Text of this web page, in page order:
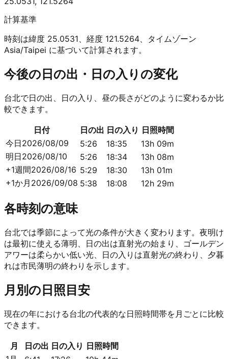
計算基準
時刻は緯度 25.0531、経度 121.5264、タイムゾーン
Asia/Taipei に基づいて計算されます。
今後の日の出・日の入りの変化
台北で日の出、日の入り、昼の長さがどのように変わるか比
較できます。
日付 日の出 日の入り 日照時間
今日2026/08/09 5:26 18:35
13h 09m
明日2026/08/10 5:26 18:34
13h 08m
+1週間2026/08/16 5:29 18:30
13h 01m
+1か月 2026/09/08 5:38 18:08 12h 29m
各時刻の意味
台北では季節によって光の条件が大きく変わります。夜明け
は最初に使える薄明、日の出は直射光の始まり、ゴールデン
アワーは柔らかい低い光、日の入りは直射光の終わり、夕暮
れは市民薄明の終わりを示します。
月別の日照目安
現在の年における台北の代表的な日照時間帯を月ごとに比較
できます。
月 日の出 日の入り 日照時間